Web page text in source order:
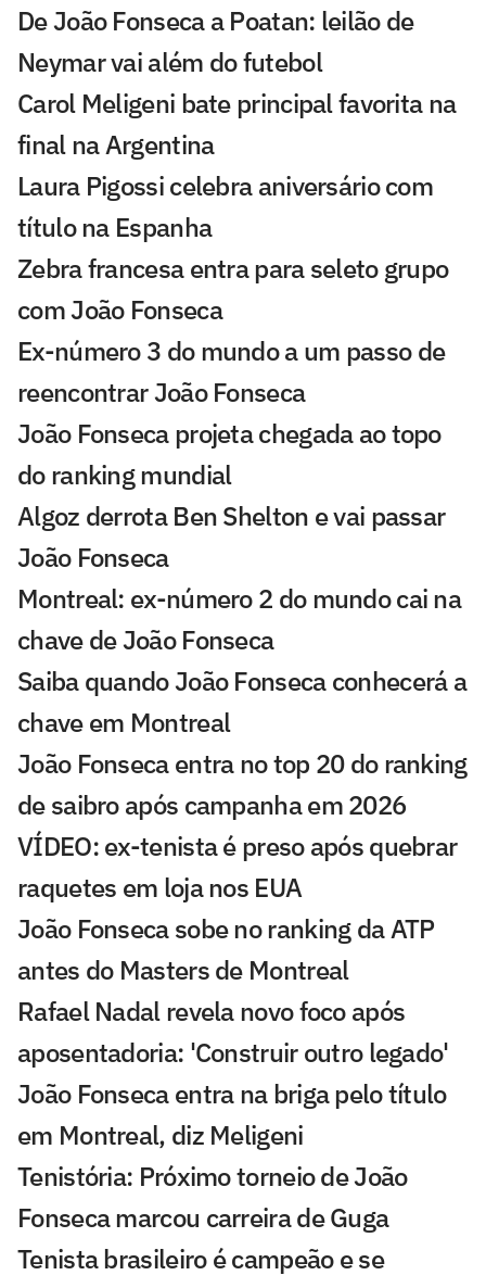
De João Fonseca a Poatan: leilão de
Neymar vai além do futebol
Carol Meligeni bate principal favorita na
final na Argentina
Laura Pigossi celebra aniversário com
título na Espanha
Zebra francesa entra para seleto grupo
com João Fonseca
Ex-número 3 do mundo a um passo de
reencontrar João Fonseca
João Fonseca projeta chegada ao topo
do ranking mundial
Algoz derrota Ben Shelton e vai passar
João Fonseca
Montreal: ex-número 2 do mundo cai na
chave de João Fonseca
Saiba quando João Fonseca conhecerá a
chave em Montreal
João Fonseca entra no top 20 do ranking
de saibro após campanha em 2026
VÍDEO: ex-tenista é preso após quebrar
raquetes em loja nos EUA
João Fonseca sobe no ranking da ATP
antes do Masters de Montreal
Rafael Nadal revela novo foco após
aposentadoria: 'Construir outro legado'
João Fonseca entra na briga pelo título
em Montreal, diz Meligeni
Tenistória: Próximo torneio de João
Fonseca marcou carreira de Guga
Tenista brasileiro é campeão e se